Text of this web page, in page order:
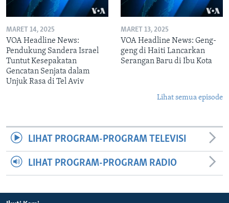
MARET 14, 2025
VOA Headline News:
Pendukung Sandera Israel
Tuntut Kesepakatan
Gencatan Senjata dalam
Unjuk Rasa di Tel Aviv
MARET 13, 2025
VOA Headline News: Geng-
geng di Haiti Lancarkan
Serangan Baru di Ibu Kota
Lihat semua episode
LIHAT PROGRAM-PROGRAM TELEVISI
LIHAT PROGRAM-PROGRAM RADIO